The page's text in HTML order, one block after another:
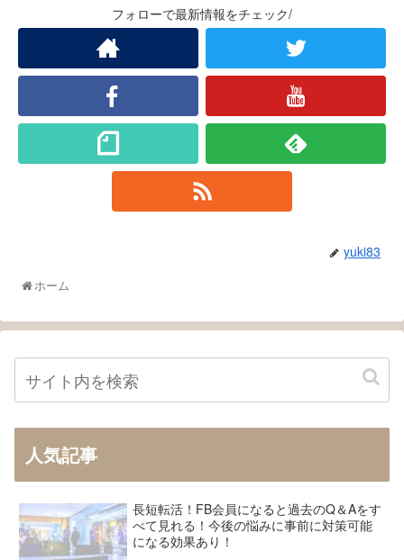
フォローで最新情報をチェック/
yuki83
ホーム
人気記事
長短転活！FB会員になると過去のQ＆Aをす
べて見れる！今後の悩みに事前に対策可能
になる効果あり！